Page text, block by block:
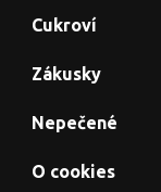
Cukroví
Zákusky
Nepečené
O cookies